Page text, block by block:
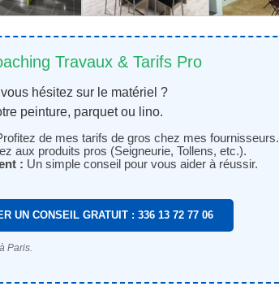
Travaux & Tarifs Pro
hésitez sur le matériel ?
peinture, parquet ou lino.
de mes tarifs de gros chez mes fournisseurs.
aux produits pros (Seigneurie, Tollens, etc.).
: Un simple conseil pour vous aider à réussir.
UN CONSEIL GRATUIT : 336 13 72 77 06
Paris.